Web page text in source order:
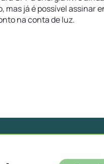
mas já é possível assinar
na conta de luz.